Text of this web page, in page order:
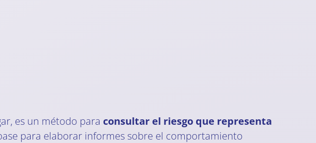
es un método para consultar el riesgo que representa
para elaborar informes sobre el comportamiento